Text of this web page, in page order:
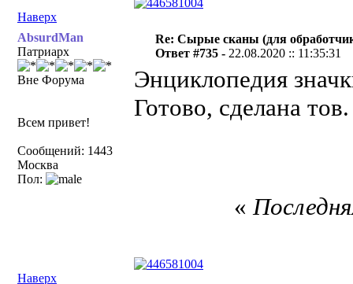
Наверх
AbsurdMan
Патриарх
Вне Форума
Всем привет!
Сообщений: 1443
Москва
Пол:
Re: Сырые сканы (для
Ответ #735 - 22.08.2020 :: 11:35:31
Энциклопедия
Готово, сделана
Наверх
«